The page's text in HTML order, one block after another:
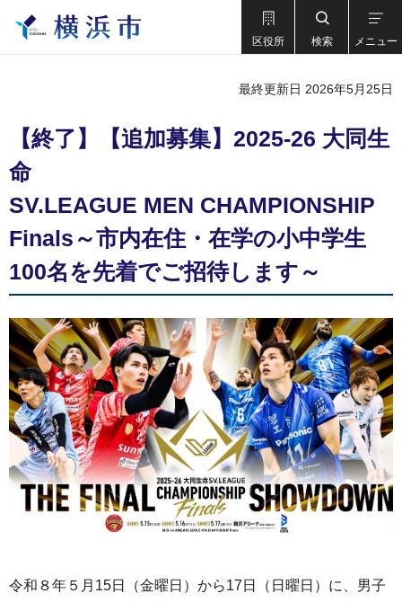
区役所 検索 メニュー
最終更新日 2026年5月25日
【終了】【追加募集】2025-26 大同生
命
SV.LEAGUE MEN CHAMPIONSHIP
Finals～市内在住・在学の小中学生
100名を先着でご招待します～
令和８年５月15日（金曜日）から17日（日曜日）に、男子